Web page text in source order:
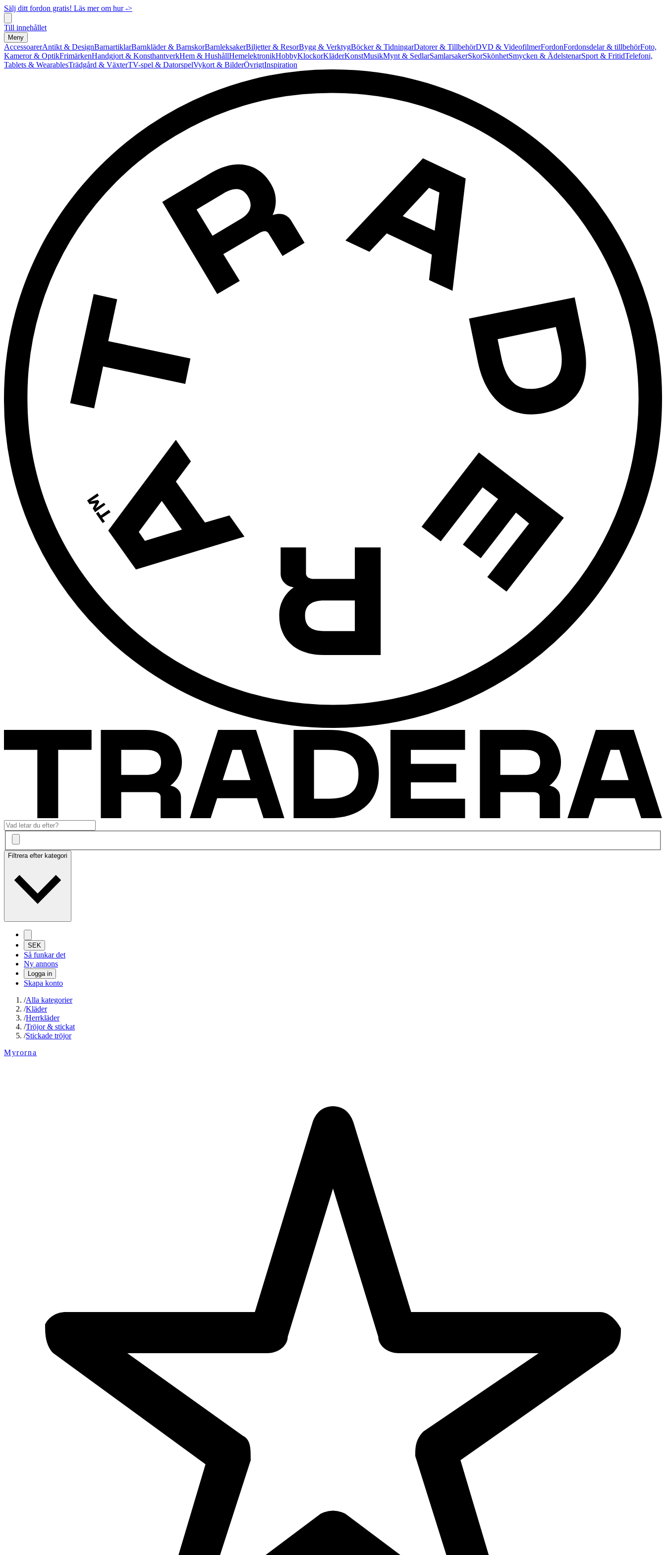
Sälj ditt fordon gratis! Läs mer om hur ->
Till innehållet
Meny
AccessoarerAntikt & DesignBarnartiklarBarnkläder & BarnskorBarnleksakerBiljetter & ResorBygg & VerktygBöcker & TidningarDatorer & TillbehörDVD & VideofilmerFordonFordonsdelar & tillbehörFoto,
Kameror & OptikFrimärkenHandgjort & KonsthantverkHem & HushållHemelektronikHobbyKlockorKläderKonstMusikMynt & SedlarSamlarsakerSkorSkönhetSmycken & ÄdelstenarSport & FritidTelefoni,
Tablets & WearablesTrädgård & VäxterTV-spel & DatorspelVykort & BilderÖvrigtInspiration
Filtrera efter kategori
SEK
Så funkar det
Ny annons
Logga in
Skapa konto
/Alla kategorier
/Kläder
/Herrkläder
/Tröjor & stickat
/Stickade tröjor
Myrorna